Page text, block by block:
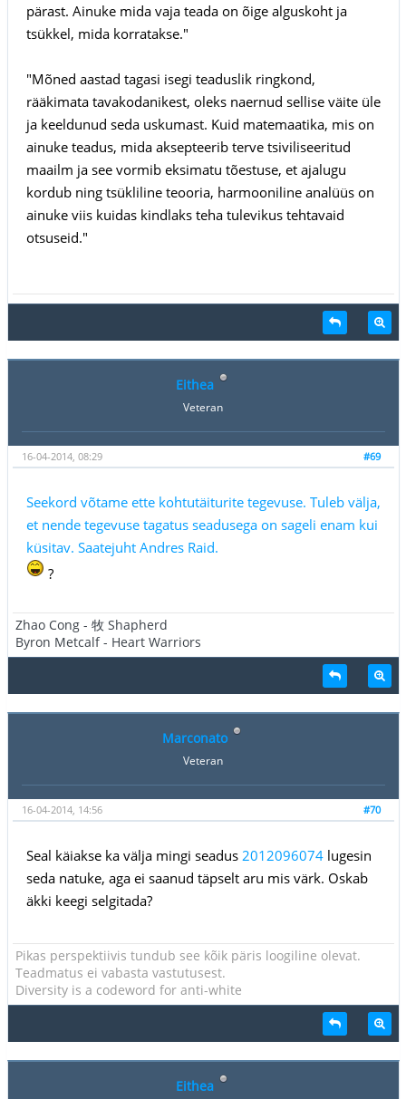
pärast. Ainuke mida vaja teada on õige alguskoht ja
tsükkel, mida korratakse."
"Mõned aastad tagasi isegi teaduslik ringkond,
rääkimata tavakodanikest, oleks naernud sellise väite üle
ja keeldunud seda uskumast. Kuid matemaatika, mis on
ainuke teadus, mida aksepteerib terve tsiviliseeritud
maailm ja see vormib eksimatu tõestuse, et ajalugu
kordub ning tsükliline teooria, harmooniline analüüs on
ainuke viis kuidas kindlaks teha tulevikus tehtavaid
otsuseid."
Eithea
Veteran
#69
16-04-2014, 08:29
Seekord võtame ette kohtutäiturite tegevuse. Tuleb välja,
et nende tegevuse tagatus seadusega on sageli enam kui
küsitav. Saatejuht Andres Raid.
?
Zhao Cong - 牧 Shapherd
Byron Metcalf - Heart Warriors
Marconato
Veteran
#70
16-04-2014, 14:56
Seal käiakse ka välja mingi seadus 2012096074lugesin
seda natuke, aga ei saanud täpselt aru mis värk. Oskab
äkki keegi selgitada?
Pikas perspektiivis tundub see kõik päris loogiline olevat.
Teadmatus ei vabasta vastutusest.
Diversity is a codeword for anti-white
Eithea